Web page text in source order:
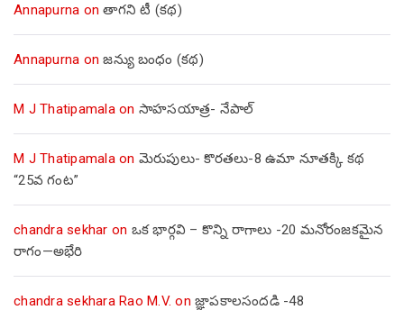
Annapurna onతాగని టీ (కథ)
Annapurna onజన్యు బంధం (కథ)
M J Thatipamalaon సాహసయాత్ర- నేపాల్‌
M J Thatipamalaon మెరుపులు- కొరతలు-8 ఉమా నూతక్కి కథ
“25వ గంట”
chandra sekhar on ఒక భార్గవి – కొన్ని రాగాలు -20 మనోరంజకమైన
రాగం—అభేరి
chandra sekhara Rao M.V. on జ్ఞాపకాలసందడి -48